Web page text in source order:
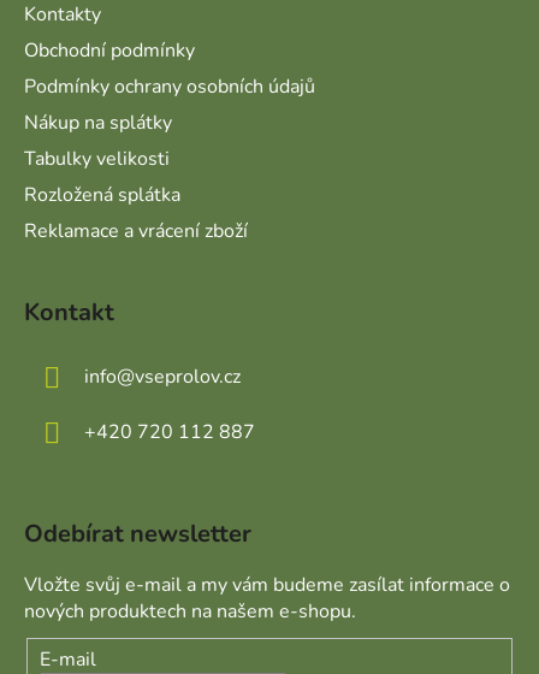
Kontakty
Obchodní podmínky
Podmínky ochrany osobních údajů
Nákup na splátky
Tabulky velikosti
Rozložená splátka
Reklamace a vrácení zboží
Kontakt
info@vseprolov.cz
+420 720 112 887
Odebírat newsletter
Vložte svůj e-mail a my vám budeme zasílat informace o
nových produktech na našem e-shopu.
E-mail